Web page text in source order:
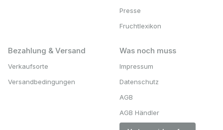
Presse
Fruchtlexikon
Bezahlung & Versand
Verkaufsorte
Versandbedingungen
Was noch muss
Impressum
Datenschutz
AGB
AGB Händler